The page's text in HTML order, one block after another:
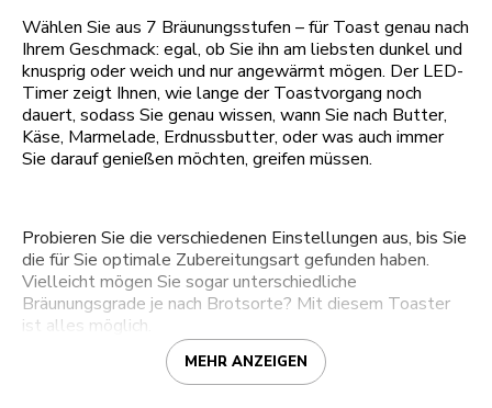
Wählen Sie aus 7 Bräunungsstufen – für Toast genau nach
Ihrem Geschmack: egal, ob Sie ihn am liebsten dunkel und
knusprig oder weich und nur angewärmt mögen. Der LED-
Timer zeigt Ihnen, wie lange der Toastvorgang noch
dauert, sodass Sie genau wissen, wann Sie nach Butter,
Käse, Marmelade, Erdnussbutter, oder was auch immer
Sie darauf genießen möchten, greifen müssen.
Probieren Sie die verschiedenen Einstellungen aus, bis Sie
die für Sie optimale Zubereitungsart gefunden haben.
Vielleicht mögen Sie sogar unterschiedliche
Bräunungsgrade je nach Brotsorte? Mit diesem Toaster
ist alles möglich.
MEHR ANZEIGEN